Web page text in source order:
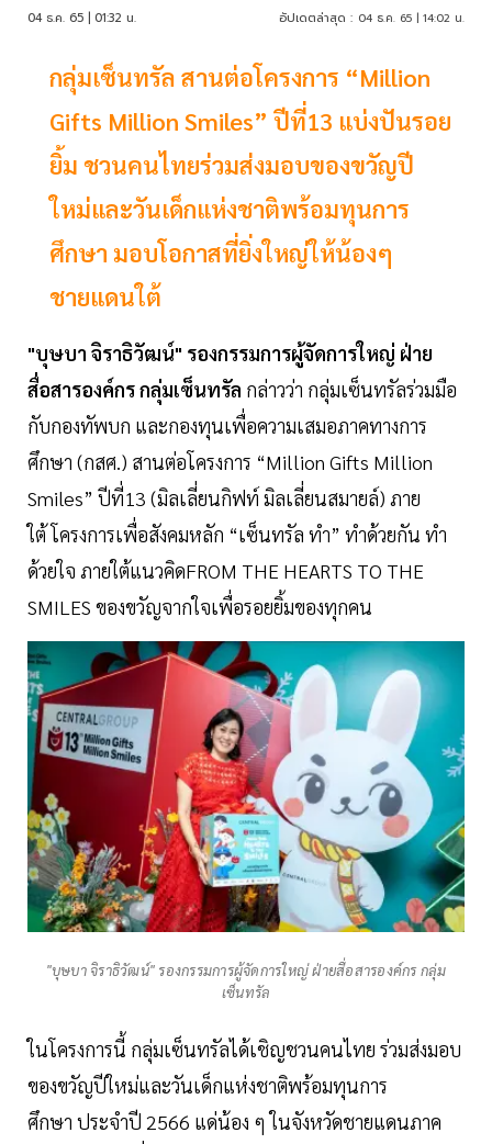
04 ธ.ค. 65 | 01:32 น. อัปเดตล่าสุด : 04 ธ.ค. 65 | 14:02 น.
กลุ่มเซ็นทรัล สานต่อโครงการ “Million
Gifts Million Smiles” ปีที่13 แบ่งปันรอย
ยิ้ม ชวนคนไทยร่วมส่งมอบของขวัญปี
ใหม่และวันเด็กแห่งชาติพร้อมทุนการ
ศึกษา มอบโอกาสที่ยิ่งใหญ่ให้น้องๆ
ชายแดนใต้
"บุษบา จิราธิวัฒน์" รองกรรมการผู้จัดการใหญ่ ฝ่าย
สื่อสารองค์กร กลุ่มเซ็นทรัล กล่าวว่า กลุ่มเซ็นทรัลร่วมมือ
กับกองทัพบก และกองทุนเพื่อความเสมอภาคทางการ
ศึกษา (กสศ.) สานต่อโครงการ “Million Gifts Million
Smiles” ปีที่13 (มิลเลี่ยนกิฟท์ มิลเลี่ยนสมายล์) ภาย
ใต้ โครงการเพื่อสังคมหลัก “เซ็นทรัล ทำ” ทำด้วยกัน ทำ
ด้วยใจ ภายใต้แนวคิดFROM THE HEARTS TO THE
SMILES ของขวัญจากใจเพื่อรอยยิ้มของทุกคน
"บุษบา จิราธิวัฒน์" รองกรรมการผู้จัดการใหญ่ ฝ่ายสื่อสารองค์กร กลุ่ม
เซ็นทรัล
ในโครงการนี้ กลุ่มเซ็นทรัลได้เชิญชวนคนไทย ร่วมส่งมอบ
ของขวัญปีใหม่และวันเด็กแห่งชาติพร้อมทุนการ
ศึกษา ประจำปี 2566 แด่น้อง ๆ ในจังหวัดชายแดนภาค